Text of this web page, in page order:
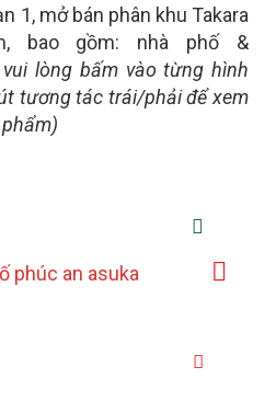
1, mở bán phân khu Takara
bao gồm: nhà phố &
lòng bấm vào từng hình
tương tác trái/phải để xem